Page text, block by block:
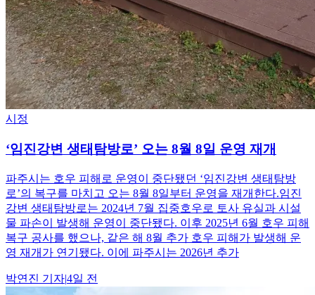
시정
‘임진강변 생태탐방로’ 오는 8월 8일 운영 재개
파주시는 호우 피해로 운영이 중단됐던 ‘임진강변 생태탐방
로’의 복구를 마치고 오는 8월 8일부터 운영을 재개한다.임진
강변 생태탐방로는 2024년 7월 집중호우로 토사 유실과 시설
물 파손이 발생해 운영이 중단됐다. 이후 2025년 6월 호우 피해
복구 공사를 했으나, 같은 해 8월 추가 호우 피해가 발생해 운
영 재개가 연기됐다. 이에 파주시는 2026년 추가
박연진 기자|4일 전